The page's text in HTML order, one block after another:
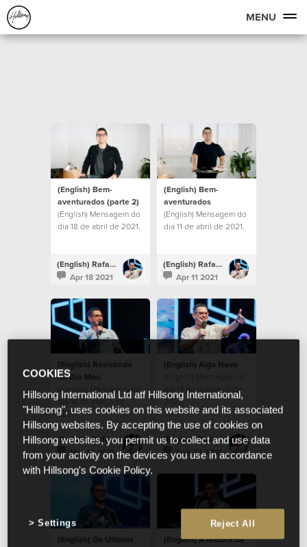
MENU
(English) Bem-
aventurados (parte 2)
(English) Mensagem do
dia 18 de abril de 2021.
(English) Rafael Bitencourt
Apr 18 2021
(English) Bem-
aventurados
(English) Mensagem do
dia 11 de abril de 2021.
(English) Rafael Bitencourt
Apr 11 2021
(English) Resistindo
no Dia Mau
(English) Mensagem do
dia 14 de março de
2021.
(English) Rafael Bitencourt
Mar 14 2021
(English) Algo Novo
(English) Mensagem do
dia 14 de fevereiro de
2021.
(English) Rafael Bitencourt
Feb 24 2021
(English) Os Últimos
(English) A Âncora da
COOKIES
Hillsong International Ltd atf Hillsong International,
"Hillsong", uses cookies on this website and its associated
Hillsong websites. By accepting the use of cookies on
Hillsong websites, you permit us to collect and use data
from your activity on the devices you use in accordance
with Hillsong's Cookie Policy.
Reject All
Settings